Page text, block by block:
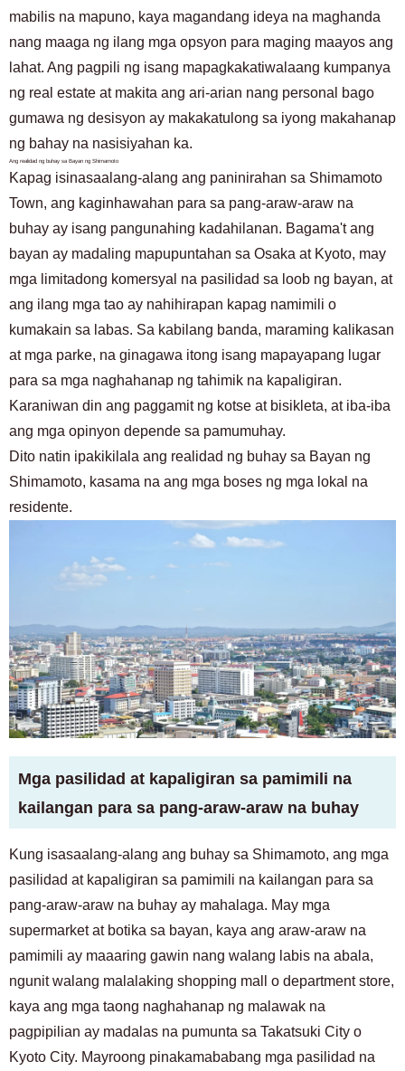
mabilis na mapuno, kaya magandang ideya na maghanda
nang maaga ng ilang mga opsyon para maging maayos ang
lahat. Ang pagpili ng isang mapagkakatiwalaang kumpanya
ng real estate at makita ang ari-arian nang personal bago
gumawa ng desisyon ay makakatulong sa iyong makahanap
ng bahay na nasisiyahan ka.
Ang realidad ng buhay sa Bayan ng Shimamoto
Kapag isinasaalang-alang ang paninirahan sa Shimamoto
Town, ang kaginhawahan para sa pang-araw-araw na
buhay ay isang pangunahing kadahilanan. Bagama't ang
bayan ay madaling mapupuntahan sa Osaka at Kyoto, may
mga limitadong komersyal na pasilidad sa loob ng bayan, at
ang ilang mga tao ay nahihirapan kapag namimili o
kumakain sa labas. Sa kabilang banda, maraming kalikasan
at mga parke, na ginagawa itong isang mapayapang lugar
para sa mga naghahanap ng tahimik na kapaligiran.
Karaniwan din ang paggamit ng kotse at bisikleta, at iba-iba
ang mga opinyon depende sa pamumuhay.
Dito natin ipakikilala ang realidad ng buhay sa Bayan ng
Shimamoto, kasama na ang mga boses ng mga lokal na
residente.
Mga pasilidad at kapaligiran sa pamimili na
kailangan para sa pang-araw-araw na buhay
Kung isasaalang-alang ang buhay sa Shimamoto, ang mga
pasilidad at kapaligiran sa pamimili na kailangan para sa
pang-araw-araw na buhay ay mahalaga. May mga
supermarket at botika sa bayan, kaya ang araw-araw na
pamimili ay maaaring gawin nang walang labis na abala,
ngunit walang malalaking shopping mall o department store,
kaya ang mga taong naghahanap ng malawak na
pagpipilian ay madalas na pumunta sa Takatsuki City o
Kyoto City. Mayroong pinakamababang mga pasilidad na